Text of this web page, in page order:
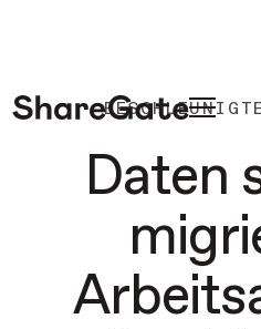
Daten